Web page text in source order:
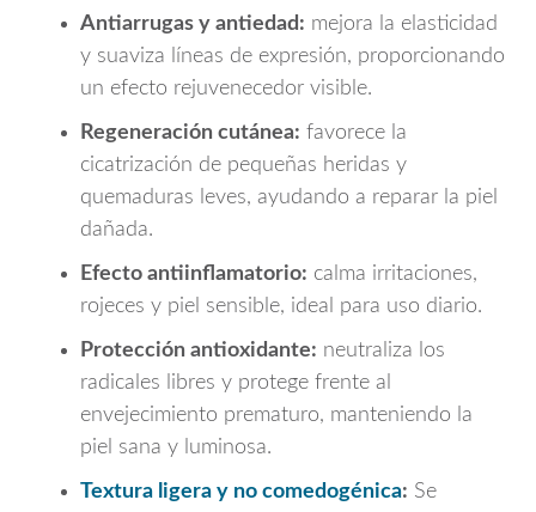
Antiarrugas y antiedad: mejora la elasticidad
y suaviza líneas de expresión, proporcionando
un efecto rejuvenecedor visible.
Regeneración cutánea: favorece la
cicatrización de pequeñas heridas y
quemaduras leves, ayudando a reparar la piel
dañada.
Efecto antiinflamatorio: calma irritaciones,
rojeces y piel sensible, ideal para uso diario.
Protección antioxidante: neutraliza los
radicales libres y protege frente al
envejecimiento prematuro, manteniendo la
piel sana y luminosa.
Textura ligera y no comedogénica: Se